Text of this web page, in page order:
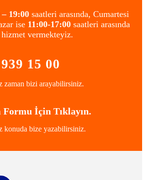
19:00saatleri arasında, Cumartesi
ise 11:00-17:00saatleri arasında
hizmet vermekteyiz.
15 00
zaman bizi arayabilirsiniz.
İçin Tıklayın.
konuda bize yazabilirsiniz.